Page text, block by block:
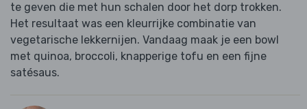
te geven die met hun schalen door het dorp trokken.
Het resultaat was een kleurrijke combinatie van
vegetarische lekkernijen. Vandaag maak je een bowl
met quinoa, broccoli, knapperige tofu en een fijne
satésaus.